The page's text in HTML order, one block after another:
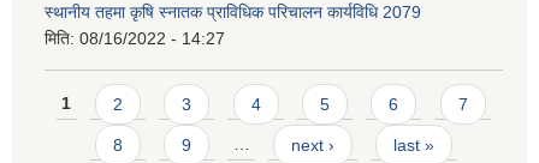
स्थानीय तहमा कृषि स्नातक प्राविधिक परिचालन कार्यविधि 2079
मिति: 08/16/2022 - 14:27
Pages
1 2 3 4 5 6 7
8 9 … next › last »